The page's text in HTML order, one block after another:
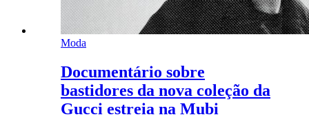
Moda
Documentário sobre
bastidores da nova coleção da
Gucci estreia na Mubi